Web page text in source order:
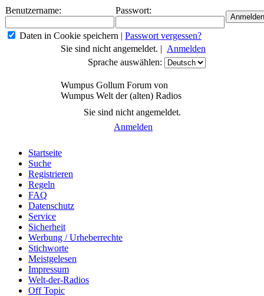
Benutzername: Passwort:
Daten in Cookie speichern | Passwort vergessen?
Sie sind nicht angemeldet. | Anmelden
Sprache auswählen:
Wumpus Gollum Forum von
Wumpus Welt der (alten) Radios
Sie sind nicht angemeldet.
Anmelden
Startseite
Suche
Registrieren
Regeln
FAQ
Datenschutz
Service
Sicherheit
Werbung / Urheberrechte
Stichworte
Meistgelesen
Impressum
Welt-der-Radios
Off Topic